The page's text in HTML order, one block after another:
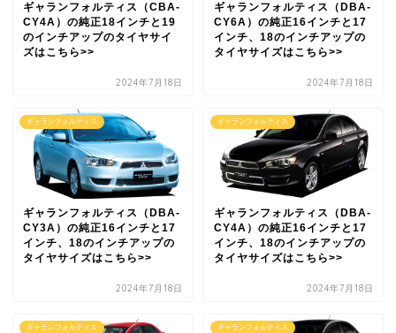
ギャランフォルティス（CBA-
CY4A）の純正18インチと19
のインチアップのタイヤサイ
ズはこちら>>
2024年7月18日
ギャランフォルティス（DBA-
CY6A）の純正16インチと17
インチ、18のインチアップの
タイヤサイズはこちら>>
2024年7月18日
ギャランフォルティス
ギャランフォルティス（DBA-
CY3A）の純正16インチと17
インチ、18のインチアップの
タイヤサイズはこちら>>
2024年7月18日
ギャランフォルティス
ギャランフォルティス（DBA-
CY4A）の純正16インチと17
インチ、18のインチアップの
タイヤサイズはこちら>>
2024年7月18日
ギャランフォルティス ギャランフォルティス